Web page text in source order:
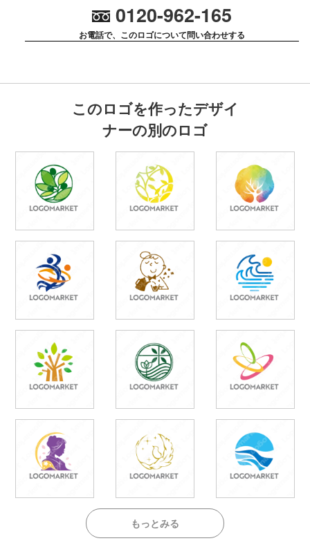
0120-962-165
お電話で、このロゴについて問い合わせする
このロゴを作ったデザイ
ナーの別のロゴ
もっとみる